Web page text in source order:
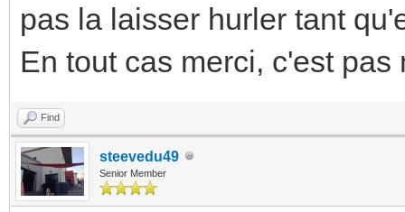
pas la laisser hurler tant
En tout cas merci, c'est pas
Find
steevedu49
Senior Member